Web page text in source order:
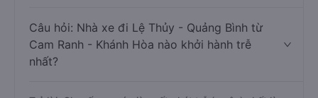
Câu hỏi: Nhà xe đi Lệ Thủy - Quảng Bình từ
Cam Ranh - Khánh Hòa nào khởi hành trễ
nhất?